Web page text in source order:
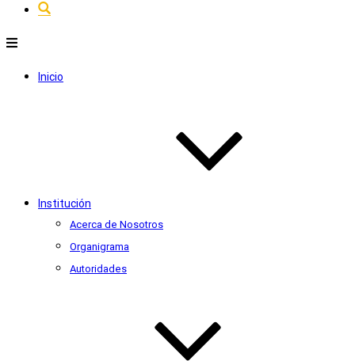
Inicio
Institución
Acerca de Nosotros
Organigrama
Autoridades